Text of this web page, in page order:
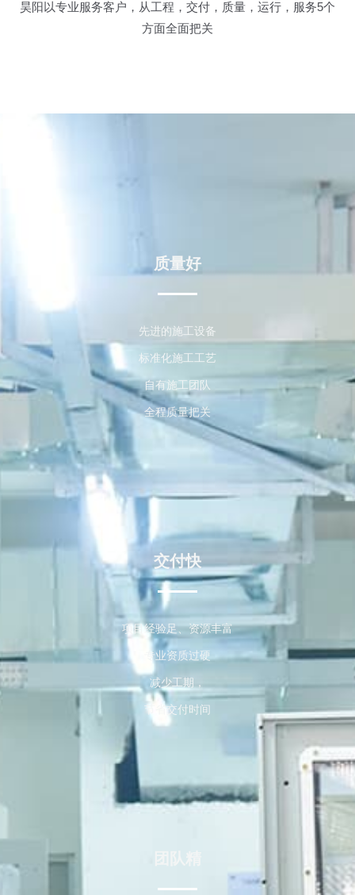
昊阳以专业服务客户，从工程，交付，质量，运行，服务5个
方面全面把关
质量好
先进的施工设备
标准化施工工艺
自有施工团队
全程质量把关
交付快
项目经验足、资源丰富
专业资质过硬
减少工期，
节省交付时间